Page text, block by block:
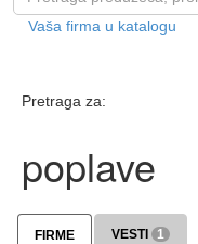
Vaša firma u katalogu
Pretraga za:
poplave
FIRME VESTI 1